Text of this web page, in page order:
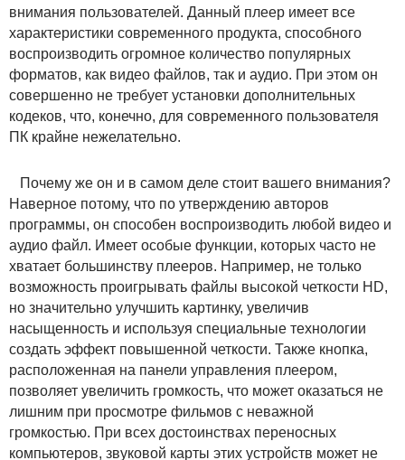
внимания пользователей. Данный плеер имеет все
характеристики современного продукта, способного
воспроизводить огромное количество популярных
форматов, как видео файлов, так и аудио. При этом он
совершенно не требует установки дополнительных
кодеков, что, конечно, для современного пользователя
ПК крайне нежелательно.
Почему же он и в самом деле стоит вашего внимания?
Наверное потому, что по утверждению авторов
программы, он способен воспроизводить любой видео и
аудио файл. Имеет особые функции, которых часто не
хватает большинству плееров. Например, не только
возможность проигрывать файлы высокой четкости HD,
но значительно улучшить картинку, увеличив
насыщенность и используя специальные технологии
создать эффект повышенной четкости. Также кнопка,
расположенная на панели управления плеером,
позволяет увеличить громкость, что может оказаться не
лишним при просмотре фильмов с неважной
громкостью. При всех достоинствах переносных
компьютеров, звуковой карты этих устройств может не